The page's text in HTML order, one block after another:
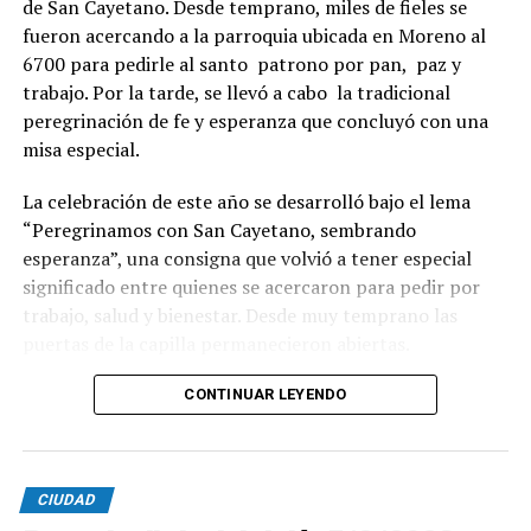
de San Cayetano. Desde temprano, miles de fieles se
fueron acercando a la parroquia ubicada en Moreno al
6700 para pedirle al santo patrono por pan, paz y
trabajo. Por la tarde, se llevó a cabo la tradicional
peregrinación de fe y esperanza que concluyó con una
misa especial.
La celebración de este año se desarrolló bajo el lema
“Peregrinamos con San Cayetano, sembrando
esperanza”, una consigna que volvió a tener especial
significado entre quienes se acercaron para pedir por
trabajo, salud y bienestar. Desde muy temprano las
La imagen del santo salió del santuario de Moreno al
las calles del barrio. Grandes, jóvenes y niños y fieles se
sumaron al recorrido con banderas, espigas y distintas
expresiones de fe.
CONTINUAR LEYENDO
CIUDAD